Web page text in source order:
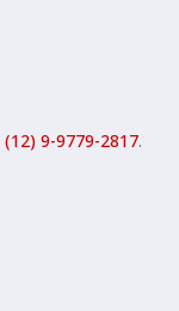
(12) 9-9779-2817.